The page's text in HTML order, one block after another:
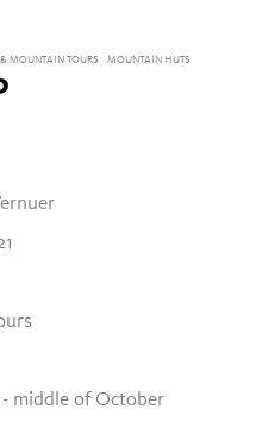
MOUNTAIN TOURS MOUNTAIN HUTS
- middle of October